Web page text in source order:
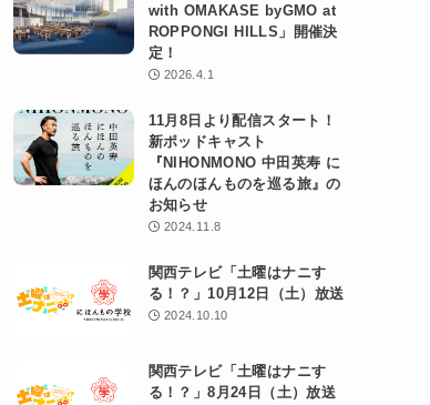
with OMAKASE byGMO at
ROPPONGI HILLS」開催決
定！
2026.4.1
11月8日より配信スタート！
新ポッドキャスト
『NIHONMONO 中田英寿 に
ほんのほんものを巡る旅』の
お知らせ
2024.11.8
関西テレビ「土曜はナニす
る！？」10月12日（土）放送
2024.10.10
関西テレビ「土曜はナニす
る！？」8月24日（土）放送